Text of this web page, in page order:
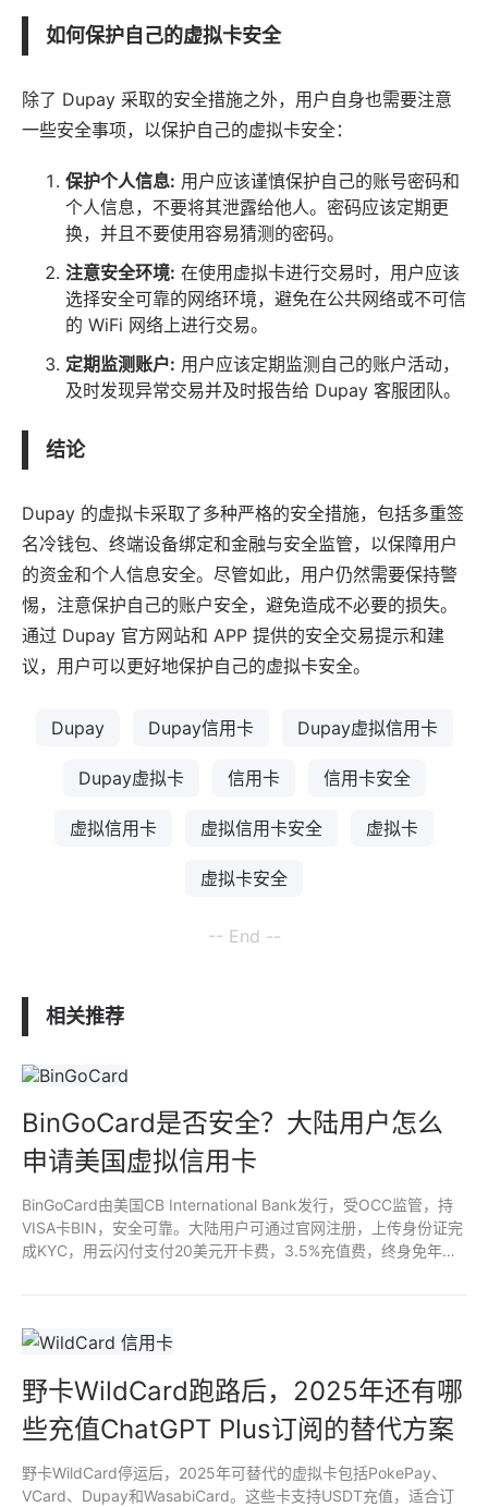
如何保护自己的虚拟卡安全
除了 Dupay 采取的安全措施之外，用户自身也需要注意
一些安全事项，以保护自己的虚拟卡安全：
保护个人信息: 用户应该谨慎保护自己的账号密码和
个人信息，不要将其泄露给他人。密码应该定期更
换，并且不要使用容易猜测的密码。
注意安全环境: 在使用虚拟卡进行交易时，用户应该
选择安全可靠的网络环境，避免在公共网络或不可信
的 WiFi 网络上进行交易。
定期监测账户: 用户应该定期监测自己的账户活动，
及时发现异常交易并及时报告给 Dupay 客服团队。
结论
Dupay 的虚拟卡采取了多种严格的安全措施，包括多重签
名冷钱包、终端设备绑定和金融与安全监管，以保障用户
的资金和个人信息安全。尽管如此，用户仍然需要保持警
惕，注意保护自己的账户安全，避免造成不必要的损失。
通过 Dupay 官方网站和 APP 提供的安全交易提示和建
议，用户可以更好地保护自己的虚拟卡安全。
Dupay Dupay信用卡 Dupay虚拟信用卡
Dupay虚拟卡 信用卡 信用卡安全
虚拟信用卡 虚拟信用卡安全 虚拟卡
虚拟卡安全
-- End --
相关推荐
BinGoCard是否安全？大陆用户怎么
申请美国虚拟信用卡
BinGoCard由美国CB International Bank发行，受OCC监管，持
VISA卡BIN，安全可靠。大陆用户可通过官网注册，上传身份证完
成KYC，用云闪付支付20美元开卡费，3.5%充值费，终身免年
野卡WildCard跑路后，2025年还有哪
些充值ChatGPT Plus订阅的替代方案
野卡WildCard停运后，2025年可替代的虚拟卡包括PokePay、
VCard、Dupay和WasabiCard。这些卡支持USDT充值，适合订